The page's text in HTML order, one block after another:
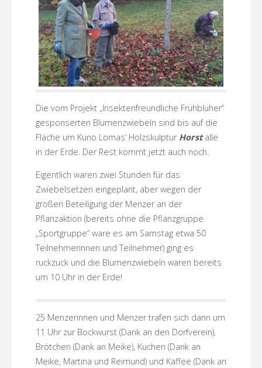
Die vom Projekt „Insektenfreundliche Frühblüher“
gesponserten Blumenzwiebeln sind bis auf die
Fläche um Kuno Lomas‘ Holzskulptur Horst alle
in der Erde. Der Rest kommt jetzt auch noch.
Eigentlich waren zwei Stunden für das
Zwiebelsetzen eingeplant, aber wegen der
großen Beteiligung der Menzer an der
Pflanzaktion (bereits ohne die Pflanzgruppe
„Sportgruppe“ ware es am Samstag etwa 50
Teilnehmerinnen und Teilnehmer) ging es
ruckzuck und die Blumenzwiebeln waren bereits
um 10 Uhr in der Erde!
25 Menzerinnen und Menzer trafen sich dann um
11 Uhr zur Bockwurst (Dank an den Dorfverein),
Brötchen (Dank an Meike), Kuchen (Dank an
Meike, Martina und Reimund) und Kaffee (Dank an